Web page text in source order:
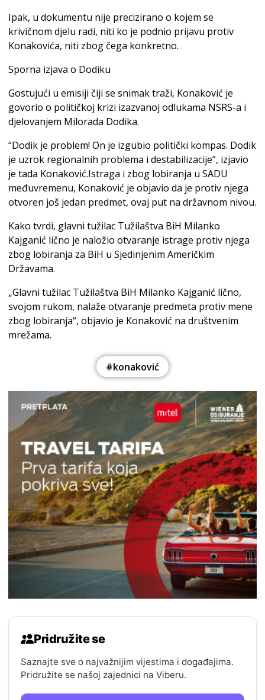
Ipak, u dokumentu nije precizirano o kojem se
krivičnom djelu radi, niti ko je podnio prijavu protiv
Konakovića, niti zbog čega konkretno.
Sporna izjava o Dodiku
Gostujući u emisiji čiji se snimak traži, Konaković je
govorio o političkoj krizi izazvanoj odlukama NSRS-a i
djelovanjem Milorada Dodika.
“Dodik je problem! On je izgubio politički kompas. Dodik
je uzrok regionalnih problema i destabilizacije”, izjavio
je tada Konaković.Istraga i zbog lobiranja u SADU
međuvremenu, Konaković je objavio da je protiv njega
otvoren još jedan predmet, ovaj put na državnom nivou.
Kako tvrdi, glavni tužilac Tužilaštva BiH Milanko
Kajganić lično je naložio otvaranje istrage protiv njega
zbog lobiranja za BiH u Sjedinjenim Američkim
Državama.
„Glavni tužilac Tužilaštva BiH Milanko Kajganić lično,
svojom rukom, nalaže otvaranje predmeta protiv mene
zbog lobiranja“, objavio je Konaković na društvenim
mrežama.
#konaković
Pridružite se
Saznajte sve o najvažnijim vijestima i događajima.
Pridružite se našoj zajednici na Viberu.